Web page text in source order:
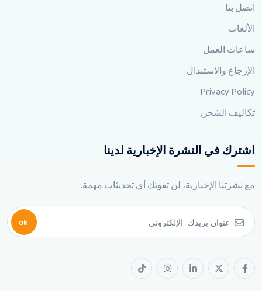
اتصل بنا
الألعاب
ساعات العمل
الإرجاع والاستبدال
Privacy Policy
تكاليف الشحن
اشترك في النشرة الإخبارية لدينا
مع نشرتنا الإخبارية، لن تفوتك أي تحديثات مهمة.
ok